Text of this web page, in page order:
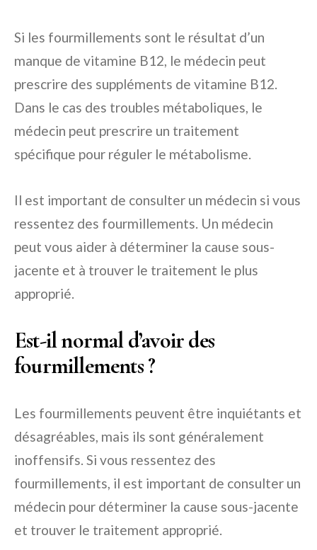
Si les fourmillements sont le résultat d’un
manque de vitamine B12, le médecin peut
prescrire des suppléments de vitamine B12.
Dans le cas des troubles métaboliques, le
médecin peut prescrire un traitement
spécifique pour réguler le métabolisme.
Il est important de consulter un médecin si vous
ressentez des fourmillements. Un médecin
peut vous aider à déterminer la cause sous-
jacente et à trouver le traitement le plus
approprié.
Est-il normal d’avoir des
fourmillements ?
Les fourmillements peuvent être inquiétants et
désagréables, mais ils sont généralement
inoffensifs. Si vous ressentez des
fourmillements, il est important de consulter un
médecin pour déterminer la cause sous-jacente
et trouver le traitement approprié.